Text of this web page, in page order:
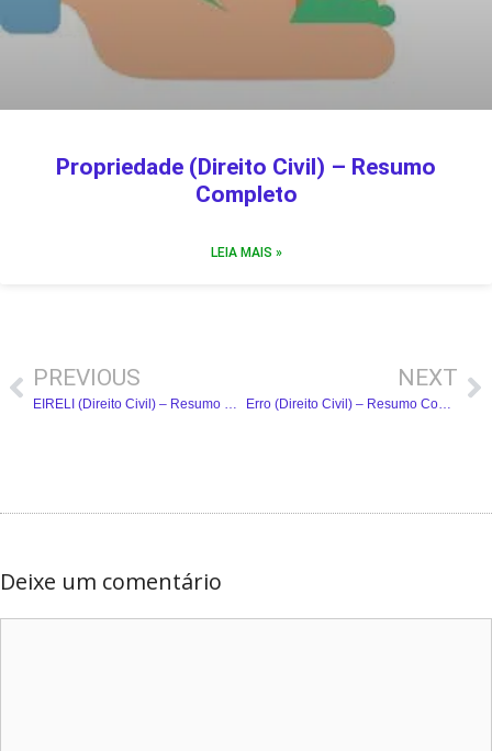
Propriedade (Direito Civil) – Resumo
Completo
LEIA MAIS »
PREVIOUS
EIRELI (Direito Civil) – Resumo Completo
NEXT
Erro (Direito Civil) – Resumo Completo
Deixe um comentário